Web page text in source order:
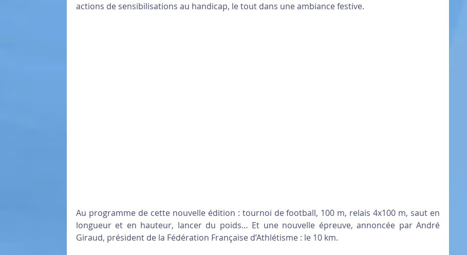
actions de sensibilisations au handicap, le tout dans une ambiance festive.
Au programme de cette nouvelle édition : tournoi de football, 100 m, relais 4x100 m, saut en
longueur et en hauteur, lancer du poids… Et une nouvelle épreuve, annoncée par André
Giraud, président de la Fédération Française d’Athlétisme : le 10 km.